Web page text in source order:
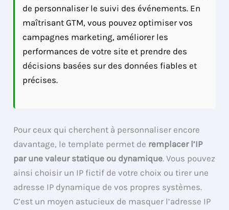
de personnaliser le suivi des événements. En
maîtrisant GTM, vous pouvez optimiser vos
campagnes marketing, améliorer les
performances de votre site et prendre des
décisions basées sur des données fiables et
précises.
Pour ceux qui cherchent à personnaliser encore
davantage, le template permet de remplacer l’IP
par une valeur statique ou dynamique. Vous pouvez
ainsi choisir un IP fictif de votre choix ou tirer une
adresse IP dynamique de vos propres systèmes.
C’est un moyen astucieux de masquer l’adresse IP